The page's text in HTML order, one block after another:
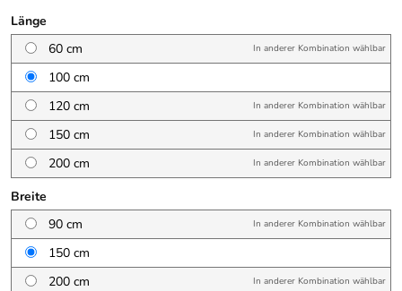
Länge
60 cm
In anderer Kombination wählbar
100 cm
120 cm
In anderer Kombination wählbar
150 cm In anderer Kombination wählbar
200 cm In anderer Kombination wählbar
Breite
90 cm
In anderer Kombination wählbar
150 cm
200 cm
In anderer Kombination wählbar